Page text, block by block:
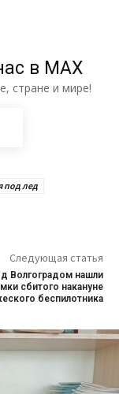
в МАХ
стране и мире!
под лед
Следующая статья
Волгоградом нашли
сбитого накануне
беспилотника